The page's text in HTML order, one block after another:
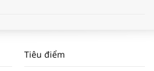
NĂM 2024 VÀ NĂM 2025 | NHỊP
TRƯỜNG #62
Tiêu điểm